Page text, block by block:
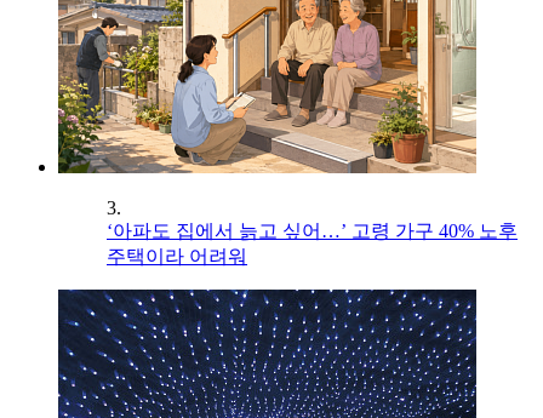
3.
‘아파도 집에서 늙고 싶어…’ 고령 가구 40% 노후
주택이라 어려워